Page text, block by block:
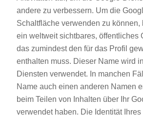
andere zu verbessern. Um die
Schaltfläche verwenden zu können,
ein weltweit sichtbares, öffentliches
das zumindest den für das Profil
enthalten muss. Dieser Name wird
Diensten verwendet. In manchen
Name auch einen anderen Namen
beim Teilen von Inhalten über Ihr
verwendet haben. Die Identität